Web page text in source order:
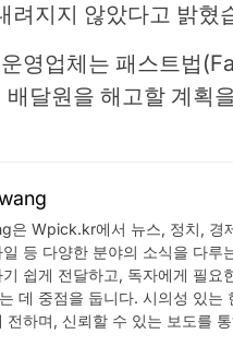
려지지 않았다고 밝혔
영업체는 패스트법
달원을 해고할 계획
은 Wpick.kr에서 뉴스, 정치, 경
등 다양한 분야의 소식을 다루
쉽게 전달하고, 독자에게 필요
데 중점을 둡니다. 시의성 있는
전하며, 신뢰할 수 있는 보도를